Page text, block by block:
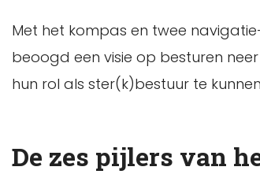
Met het kompas en twee
beoogd een visie op besturen
hun rol als ster(k)bestuur te
De zes pijlers van